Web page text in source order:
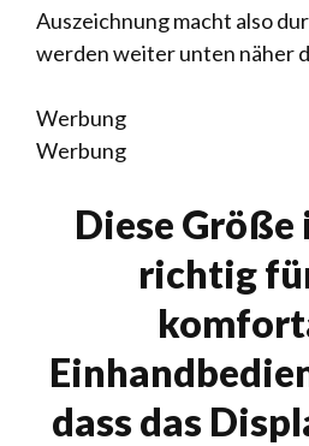
Auszeichnung macht also
werden weiter unten näher
Werbung
Werbung
Diese Größe
richtig
dass das